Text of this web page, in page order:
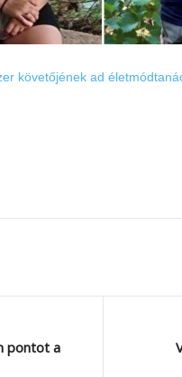
követőjének ad
pontot a